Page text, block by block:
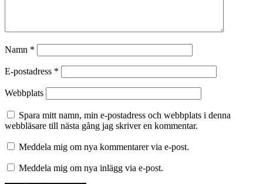
Namn *
E-postadress *
Webbplats
Spara mitt namn, min e-postadress och webbplats i denna
webbläsare till nästa gång jag skriver en kommentar.
Meddela mig om nya kommentarer via e-post.
Meddela mig om nya inlägg via e-post.